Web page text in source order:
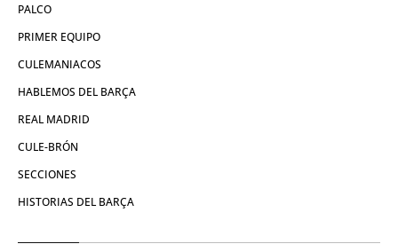
PALCO
PRIMER EQUIPO
CULEMANIACOS
HABLEMOS DEL BARÇA
REAL MADRID
CULE-BRÓN
SECCIONES
HISTORIAS DEL BARÇA